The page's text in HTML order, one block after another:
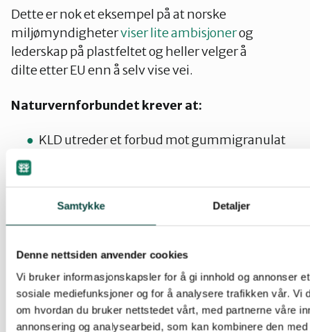
Samtykke Detaljer
Denne nettsiden anvender cookies
Vi bruker informasjonskapsler for å gi innhold og annonser
sosiale mediefunksjoner og for å analysere trafikken vår. Vi
om hvordan du bruker nettstedet vårt, med partnerne våre
annonsering og analysearbeid, som kan kombinere den
Dette er nok et eksempel på at norske
miljømyndigheterviser lite ambisjonerog
lederskap på plastfeltet og heller velger å
dilte etter EU enn å selv vise vei.
Naturvernforbundet krever at:
KLD utreder et forbud mot gummigranulat
spillemiddelordningen slik at denne kan
omstillingen til mer miljøvennlige
Norges Fotballforbund anbefaler klubber å
velge granulatfrie alternativer.